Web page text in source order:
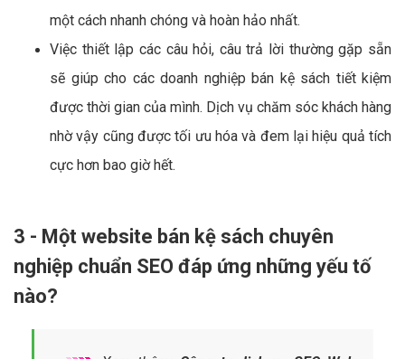
một cách nhanh chóng và hoàn hảo nhất.
Việc thiết lập các câu hỏi, câu trả lời thường gặp sẵn
sẽ giúp cho các doanh nghiệp bán kệ sách tiết kiệm
được thời gian của mình. Dịch vụ chăm sóc khách hàng
nhờ vậy cũng được tối ưu hóa và đem lại hiệu quả tích
cực hơn bao giờ hết.
3 - Một website bán kệ sách chuyên
nghiệp chuẩn SEO đáp ứng những yếu tố
nào?